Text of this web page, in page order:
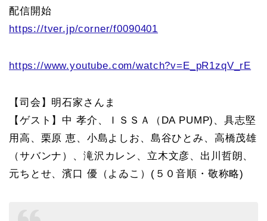
配信開始
https://tver.jp/corner/f0090401
https://www.youtube.com/watch?v=E_pR1zqV_rE
【司会】明石家さんま
【ゲスト】中 孝介、ＩＳＳＡ（DA PUMP)、具志堅
用高、栗原 恵、小島よしお、島谷ひとみ、高橋茂雄
（サバンナ）、滝沢カレン、立木文彦、出川哲朗、
元ちとせ、濱口 優（よゐこ）(５０音順・敬称略)